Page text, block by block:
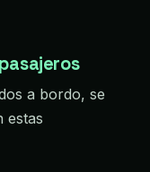
a bordo, se
estas